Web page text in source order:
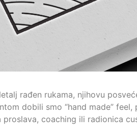
rađen rukama, njihovu
dobili smo “hand made”
coaching ili radionica